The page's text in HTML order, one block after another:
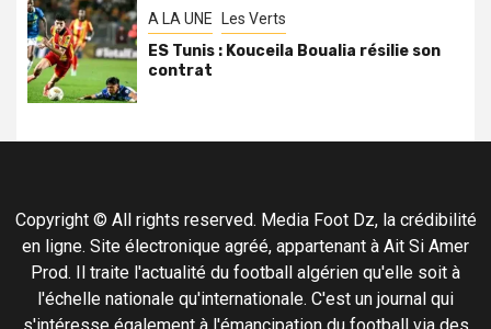
A LA UNE Les Verts
ES Tunis : Kouceila Boualia résilie son
contrat
Copyright © All rights reserved. Media Foot Dz, la crédibilité
en ligne. Site électronique agréé, appartenant à Ait Si Amer
Prod. Il traite l'actualité du football algérien qu'elle soit à
l'échelle nationale qu'internationale. C'est un journal qui